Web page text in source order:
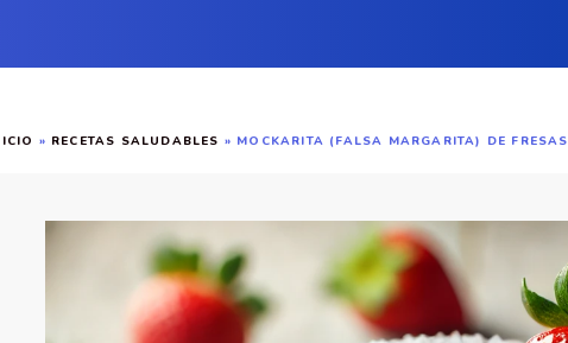
» RECETAS SALUDABLES » MOCKARITA (FALSA MARGARITA) DE FRESAS